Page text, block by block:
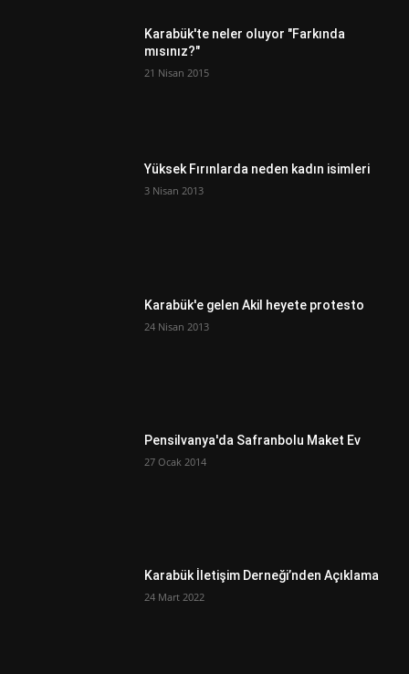
Karabük'te neler oluyor "Farkında
mısınız?"
21 Nisan 2015
Yüksek Fırınlarda neden kadın isimleri
3 Nisan 2013
Karabük'e gelen Akil heyete protesto
24 Nisan 2013
Pensilvanya'da Safranbolu Maket Ev
27 Ocak 2014
Karabük İletişim Derneği’nden Açıklama
24 Mart 2022